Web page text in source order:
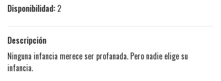
Disponibilidad: 2
Descripción
Ninguna infancia merece ser profanada. Pero nadie elige su
infancia.